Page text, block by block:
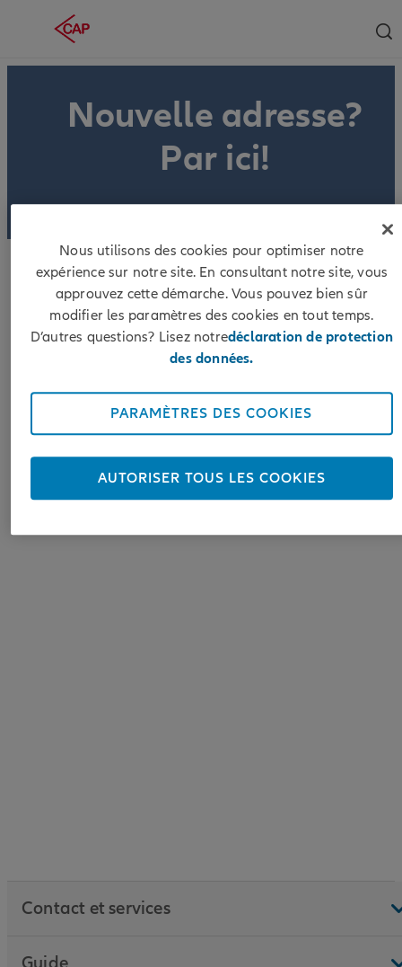
Nouvelle adresse?
Par ici!
Contact et services
Nous utilisons des cookies pour optimiser notre
expérience sur notre site. En consultant notre site, vous
approuvez cette démarche. Vous pouvez bien sûr
modifier les paramètres des cookies en tout temps.
D’autres questions? Lisez notredéclaration de protection
des données.
PARAMÈTRES DES COOKIES
AUTORISER TOUS LES COOKIES